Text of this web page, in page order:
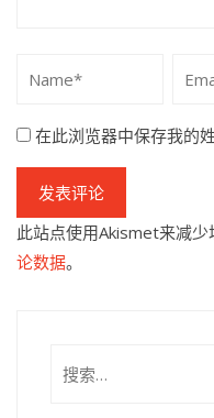
在此浏览器中保存我的
此站点使用Akismet来减少
论数据。
索：